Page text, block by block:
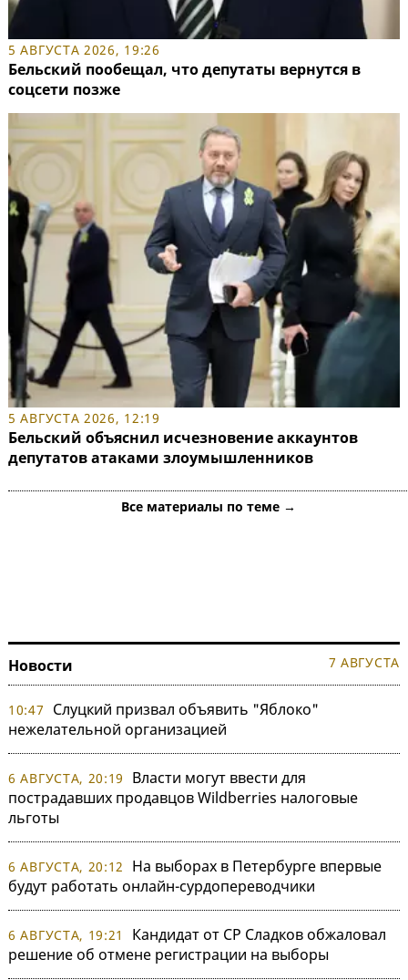
5 АВГУСТА 2026, 19:26
Бельский пообещал, что депутаты вернутся в
соцсети позже
5 АВГУСТА 2026, 12:19
Бельский объяснил исчезновение аккаунтов
депутатов атаками злоумышленников
Все материалы по теме →
Новости 7 АВГУСТА
10:47
Слуцкий призвал объявить "Яблоко"
нежелательной организацией
6 АВГУСТА, 20:19
Власти могут ввести для
пострадавших продавцов Wildberries налоговые
льготы
6 АВГУСТА, 20:12
На выборах в Петербурге впервые
будут работать онлайн-сурдопереводчики
6 АВГУСТА, 19:21
Кандидат от СР Сладков обжаловал
решение об отмене регистрации на выборы